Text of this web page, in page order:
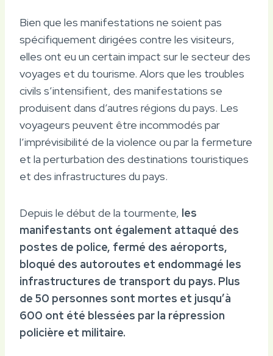
Bien que les manifestations ne soient pas
spécifiquement dirigées contre les visiteurs,
elles ont eu un certain impact sur le secteur des
voyages et du tourisme. Alors que les troubles
civils s’intensifient, des manifestations se
produisent dans d’autres régions du pays. Les
voyageurs peuvent être incommodés par
l’imprévisibilité de la violence ou par la fermeture
et la perturbation des destinations touristiques
et des infrastructures du pays.
Depuis le début de la tourmente, les
manifestants ont également attaqué des
postes de police, fermé des aéroports,
bloqué des autoroutes et endommagé les
infrastructures de transport du pays. Plus
de 50 personnes sont mortes et jusqu’à
600 ont été blessées par la répression
policière et militaire.